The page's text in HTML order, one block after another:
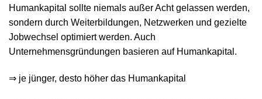
Humankapital sollte niemals außer Acht gelassen werden,
sondern durch Weiterbildungen, Netzwerken und gezielte
Jobwechsel optimiert werden. Auch
Unternehmensgründungen basieren auf Humankapital.
⇒ je jünger, desto höher das Humankapital